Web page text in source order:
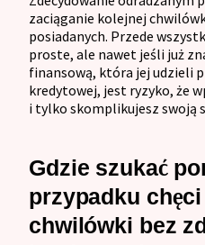
zaciąganie kolejnej
posiadanych. Przede
proste, ale nawet jeśli już
finansową, która jej udzieli
kredytowej, jest ryzyko, że
i tylko skomplikujesz swoją
Gdzie szukać
przypadku chęci
chwilówki bez